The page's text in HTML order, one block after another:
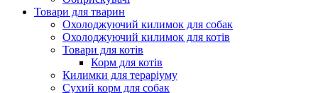
Товари для тварин
Охолоджуючий килимок для собак
Охолоджуючий килимок для котів
Товари для котів
Корм для котів
Килимки для тераріуму
Сухий корм для собак